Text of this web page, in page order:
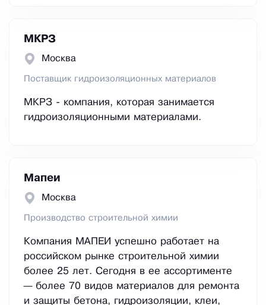
МКРЗ
Москва
Поставщик гидроизоляционных материалов
МКРЗ - компания, которая занимается
гидроизоляционными материалами.
Мапеи
Москва
Производство строительной химии
Компания МАПЕИ успешно работает на
российском рынке строительной химии
более 25 лет. Сегодня в ее ассортименте
— более 70 видов материалов для ремонта
и защиты бетона, гидроизоляции, клеи,